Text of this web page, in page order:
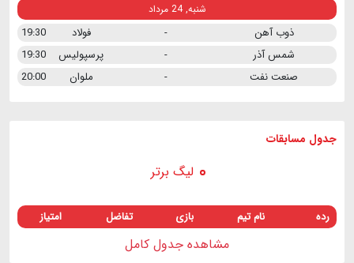
شنبه, 24 مرداد
ذوب آهن - فولاد
19:30
شمس آذر
- پرسپولیس
19:30
صنعت نفت
- ملوان 20:00
جدول مسابقات
لیگ برتر
رده نام تیم بازی تفاضل امتیاز
مشاهده جدول کامل